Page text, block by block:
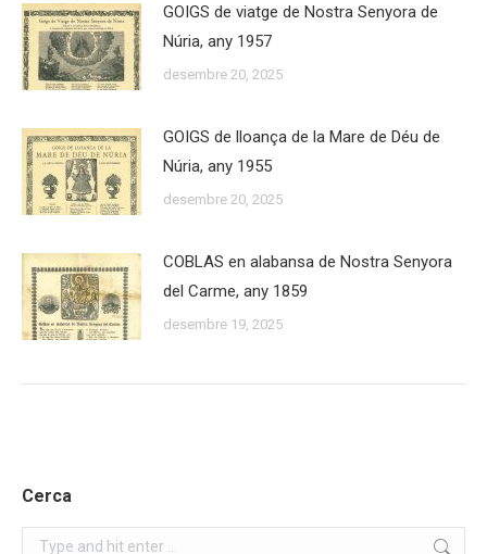
GOIGS de viatge de Nostra Senyora de
Núria, any 1957
desembre 20, 2025
GOIGS de lloança de la Mare de Déu de
Núria, any 1955
desembre 20, 2025
COBLAS en alabansa de Nostra Senyora
del Carme, any 1859
desembre 19, 2025
Cerca
Search: